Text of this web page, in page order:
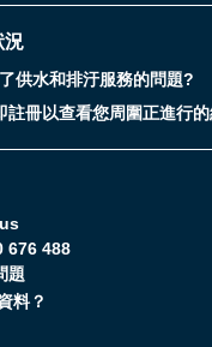
況
供水和排汙服務的問題?
註冊以查看您周圍正進行的
676 488
題
料？